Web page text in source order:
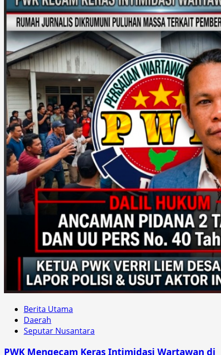
Berita Utama
Daerah
Seputar Nusantara
PWK Mengecam Keras Intimidasi Wartawan di